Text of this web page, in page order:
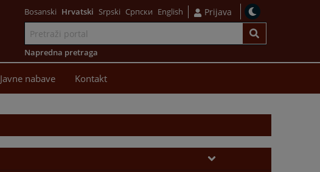
Bosanski Hrvatski Srpski Српски English Prijava
Napredna pretraga
Javne nabave Kontakt